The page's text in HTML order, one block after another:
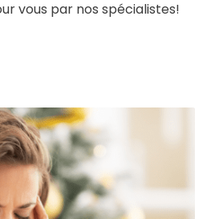
vous par nos spécialistes!